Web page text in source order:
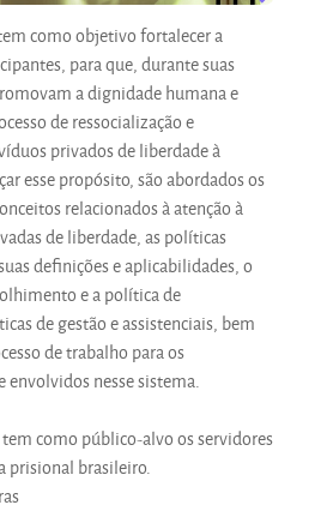
como objetivo fortalecer a
para que, durante suas
a dignidade humana e
de ressocialização e
privados de liberdade à
esse propósito, são abordados os
relacionados à atenção à
de liberdade, as políticas
definições e aplicabilidades, o
e a política de
de gestão e assistenciais, bem
de trabalho para os
envolvidos nesse sistema.
tem como público-alvo os servidores
prisional brasileiro.